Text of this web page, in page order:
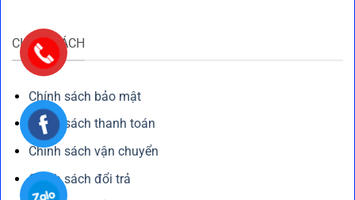
CHÍNH SÁCH
Chính sách bảo mật
Chính sách thanh toán
Chính sách vận chuyển
Chính sách đổi trả